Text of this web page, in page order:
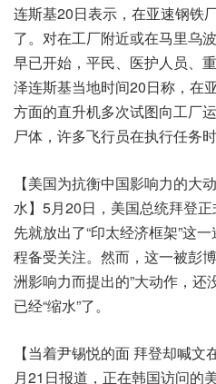
连斯基20日表示，在亚速钢铁
了。对在工厂附近或在马里乌
早已开始，平民、医护人员、
泽连斯基当地时间20日称，在
方面的直升机多次试图向工厂
尸体，许多飞行员在执行任务时
【美国为抗衡中国影响力的大
水】5月20日，美国总统拜登
先就放出了“印太经济框架”这
程备受关注。然而，这一被彭
洲影响力而提出的”大动作，
已经“缩水”了。
【当着尹锡悦的面 拜登却喊
月21日报道，正在韩国访问的